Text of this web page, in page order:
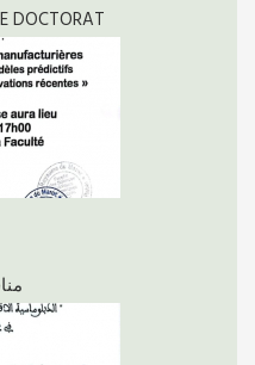
DOCTORAT